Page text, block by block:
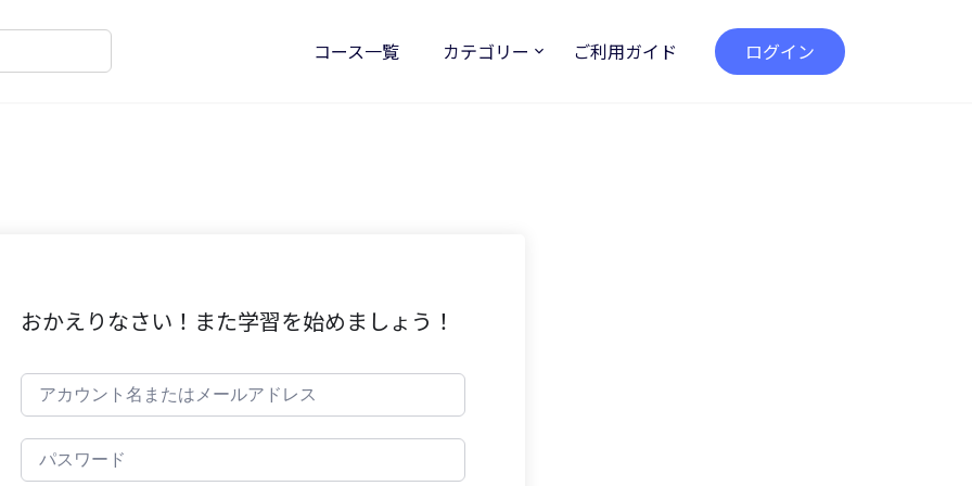
コース一覧 カテゴリー ご利用ガイド ログイン
おかえりなさい！また学習を始めましょう！